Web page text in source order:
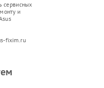
сервисных
и
fixim.ru